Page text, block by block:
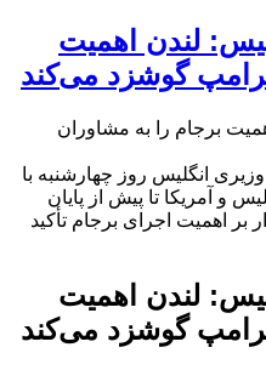
لندن اهمیت
گوشزد می‌کند
برجام را به مشاوران
انگلیس روز چهارشنبه با
و آمریکا تا پیش از پایان
بر اهمیت اجرای برجام تأکید
لندن اهمیت
گوشزد می‌کند